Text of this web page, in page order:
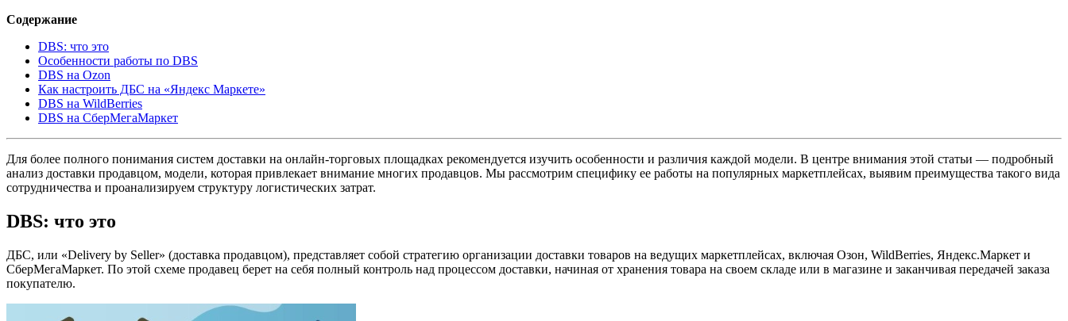
Содержание
DBS: что это
Особенности работы по DBS
DBS на Ozon
Как настроить ДБС на «Яндекс Маркете»
DBS на WildBerries
DBS на СберМегаМаркет
Для более полного понимания систем доставки на онлайн-торговых площадках рекомендуется изучить особенности и различия каждой модели. В центре внимания этой статьи — подробный
анализ доставки продавцом, модели, которая привлекает внимание многих продавцов. Мы рассмотрим специфику ее работы на популярных маркетплейсах, выявим преимущества такого вида
сотрудничества и проанализируем структуру логистических затрат.
DBS: что это
ДБС, или «Delivery by Seller» (доставка продавцом), представляет собой стратегию организации доставки товаров на ведущих маркетплейсах, включая Озон, WildBerries, Яндекс.Маркет и
СберМегаМаркет. По этой схеме продавец берет на себя полный контроль над процессом доставки, начиная от хранения товара на своем складе или в магазине и заканчивая передачей заказа
покупателю.